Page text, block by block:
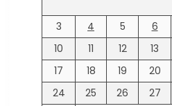
3
4 5 6
10
11 12 13
17
18 19 20
24
25 26 27